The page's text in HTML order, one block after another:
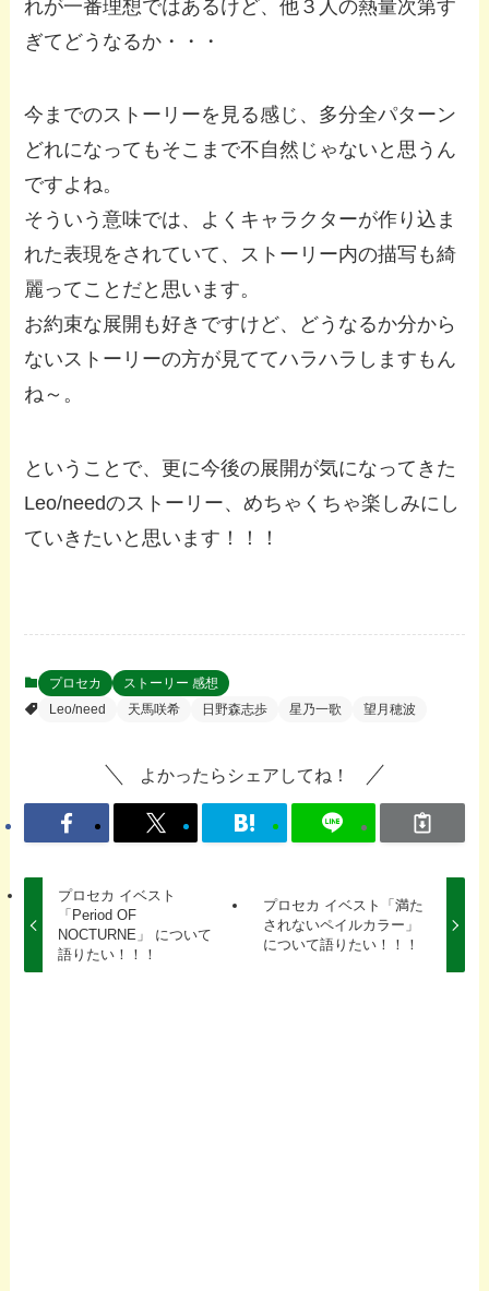
れが一番理想ではあるけど、他３人の熱量次第す
ぎてどうなるか・・・
今までのストーリーを見る感じ、多分全パターン
どれになってもそこまで不自然じゃないと思うん
ですよね。
そういう意味では、よくキャラクターが作り込ま
れた表現をされていて、ストーリー内の描写も綺
麗ってことだと思います。
お約束な展開も好きですけど、どうなるか分から
ないストーリーの方が見ててハラハラしますもん
ね～。
ということで、更に今後の展開が気になってきた
Leo/needのストーリー、めちゃくちゃ楽しみにし
ていきたいと思います！！！
プロセカ
ストーリー 感想
Leo/need
天馬咲希 日野森志歩 星乃一歌 望月穂波
よかったらシェアしてね！
プロセカ イベスト
「Period OF
NOCTURNE」 について
語りたい！！！
プロセカ イベスト「満た
されないペイルカラー」
について語りたい！！！